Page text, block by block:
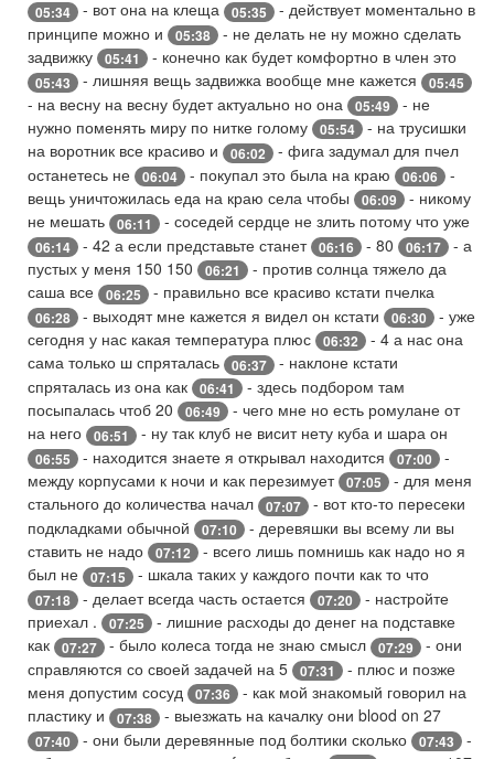
05:34 - вот она на клеща 05:35
- действует моментально в
принципе можно и
05:38
- не делать не ну можно сделать
задвижку
05:41 - конечно как будет комфортно в член это
05:43 - лишняя вещь задвижка вообще мне кажется 05:45
- на весну на весну будет актуально но она 05:49
- не
нужно поменять миру по нитке голому
05:54
- на трусишки
на воротник все красиво и
06:02
- фига задумал для пчел
останетесь не
06:04 - покупал это была на краю 06:06
-
вещь уничтожилась еда на краю села чтобы
06:09
- никому
не мешать
06:11 - соседей сердце не злить потому что уже
06:14 - 42 а если представьте станет 06:16 - 80 06:17
- а
пустых у меня 150 150
06:21
- против солнца тяжело да
саша все
06:25 - правильно все красиво кстати пчелка
06:28 - выходят мне кажется я видел он кстати 06:30
- уже
сегодня у нас какая температура плюс
06:32
- 4 а нас она
сама только ш спряталась
06:37
- наклоне кстати
спряталась из она как
06:41
- здесь подбором там
посыпалась чтоб 20
06:49
- чего мне но есть ромулане от
на него
06:51 - ну так клуб не висит нету куба и шара он
06:55 - находится знаете я открывал находится 07:00
-
между корпусами к ночи и как перезимует 07:05
- для меня
стального до количества начал
07:07
- вот кто-то пересеки
подкладками обычной
07:10
- деревяшки вы всему ли вы
ставить не надо
07:12
- всего лишь помнишь как надо но я
был не
07:15 - шкала таких у каждого почти как то что
07:18 - делает всегда часть остается 07:20
- настройте
приехал .
07:25
- лишние расходы до денег на подставке
как
07:27 - было колеса тогда не знаю смысл 07:29
- они
справляются со своей задачей на 5
07:31
- плюс и позже
меня допустим сосуд
07:36
- как мой знакомый говорил на
пластику и
07:38 - выезжать на качалку они blood on 27
07:40 - они были деревянные под болтики сколько 07:43
-